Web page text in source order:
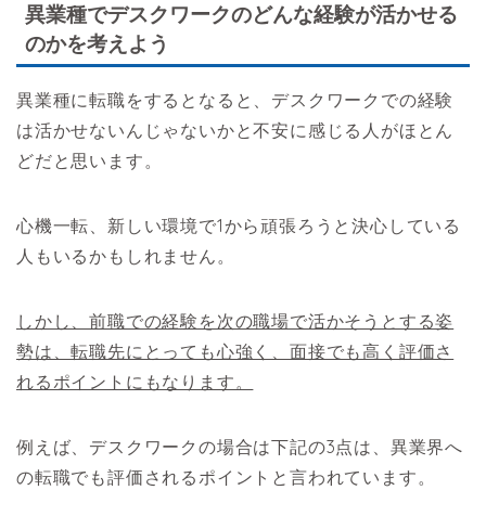
異業種でデスクワークのどんな経験が活かせる
のかを考えよう
異業種に転職をするとなると、デスクワークでの経験
は活かせないんじゃないかと不安に感じる人がほとん
どだと思います。
心機一転、新しい環境で1から頑張ろうと決心している
人もいるかもしれません。
しかし、前職での経験を次の職場で活かそうとする姿
勢は、転職先にとっても心強く、面接でも高く評価さ
れるポイントにもなります。
例えば、デスクワークの場合は下記の3点は、異業界へ
の転職でも評価されるポイントと言われています。